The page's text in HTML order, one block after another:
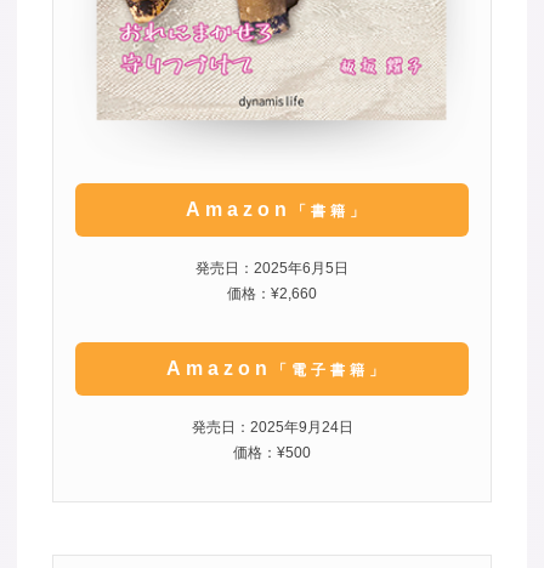
Amazon 「書籍」
発売日：2025年6月5日
価格：¥2,660
Amazon 「電子書籍」
発売日：2025年9月24日
価格：¥500